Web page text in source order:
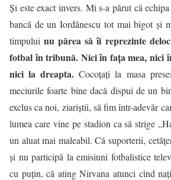
Şi este exact invers. Mi s-a părut că
bancă de un Iordănescu tot mai bigot şi
timpuluinu părea să îi reprezinte
fotbal în tribună. Nici în faţa mea, nici
nici la dreapta. Cocoţaţi la masa
meciurile foarte bine dacă dispui de un
exclus ca noi, ziariştii, să fim într-adevăr
lumea care vine pe stadion ca să strige
un aluat mai maleabil. Că suporterii,
şi nu participă la emisiuni fotbalistice
cu puţin, că ating Nirvana atunci cînd